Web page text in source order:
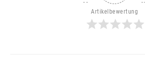
Artikelbewertung